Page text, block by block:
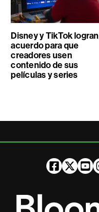
Disney y TikTok logran
acuerdo para que
creadores usen
contenido de sus
películas y series